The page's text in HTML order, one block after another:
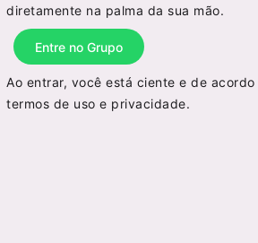
diretamente na palma da sua mão.
Entre no Grupo
Ao entrar, você está ciente e de acordo
termos de uso e privacidade.